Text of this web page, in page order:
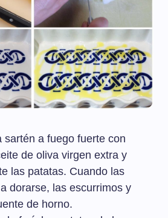
sartén a fuego fuerte con
de oliva virgen extra y
las patatas. Cuando las
dorarse, las escurrimos y
de horno.